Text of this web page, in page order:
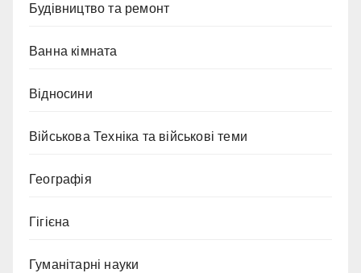
Будівництво та ремонт
Ванна кімната
Відносини
Військова Техніка та військові теми
Географія
Гігієна
Гуманітарні науки